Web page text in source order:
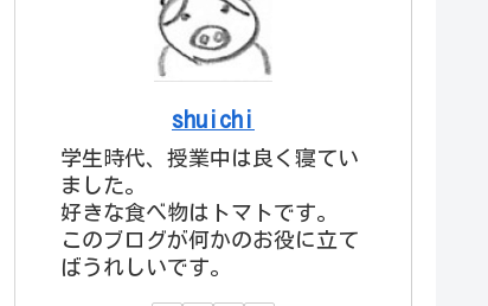
shuichi
学生時代、授業中は良く寝てい
ました。
好きな食べ物はトマトです。
このブログが何かのお役に立て
ばうれしいです。